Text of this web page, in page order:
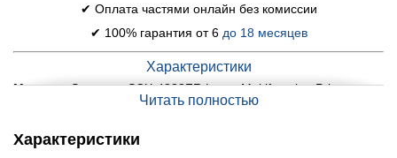
✔ Оплата частями онлайн без комиссии
✔ 100% гарантия от 6 до 18 месяцев
Характеристики
Модель:Samsung SCX-4833FR Laser Multifunction Printer
лазерный
Разрешение печати:
Читать полностью
Характеристики